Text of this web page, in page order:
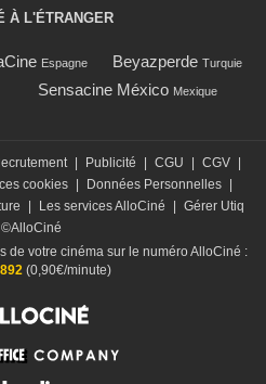
À L'ÉTRANGER
Espagne Beyazperde Turquie
Sensacine México Mexique
| Publicité | CGU | CGV |
cookies | Données Personnelles |
| Les services AlloCiné | Gérer Utiq
©AlloCiné
de votre cinéma sur le numéro AlloCiné :
(0,90€/minute)